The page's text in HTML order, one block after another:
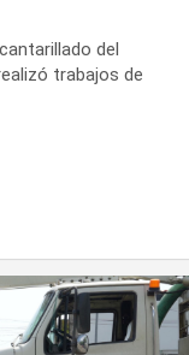
del
trabajos de